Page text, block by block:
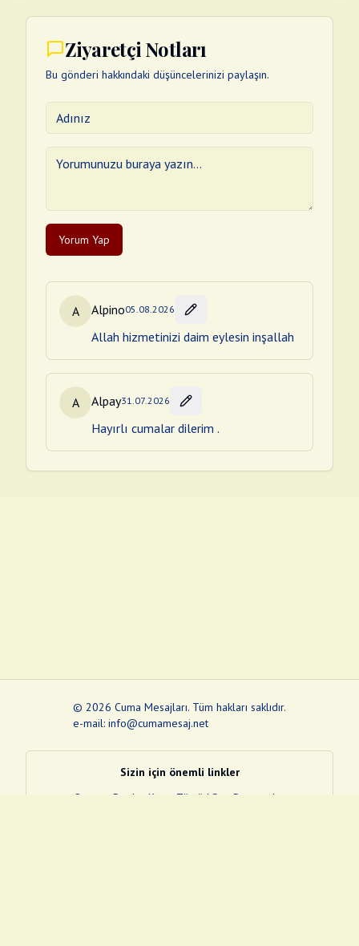
Ziyaretçi Notları
Bu gönderi hakkındaki düşüncelerinizi paylaşın.
Yorum Yap
A Alpino05.08.2026
Allah hizmetinizi daim eylesin inşallah
A Alpay31.07.2026
Hayırlı cumalar dilerim .
© 2026 Cuma Mesajları. Tüm hakları saklıdır.
e-mail: info@cumamesaj.net
Sizin için önemli linkler
Quran
e-Devlet Kapısı Tüvtürk Son Depremler